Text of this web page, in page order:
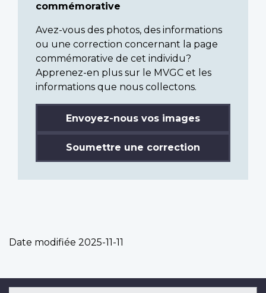
commémorative
Avez-vous des photos, des informations
ou une correction concernant la page
commémorative de cet individu?
Apprenez-en plus sur le MVGC et les
informations que nous collectons.
Envoyez-nous vos images
Soumettre une correction
Date modifiée 2025-11-11